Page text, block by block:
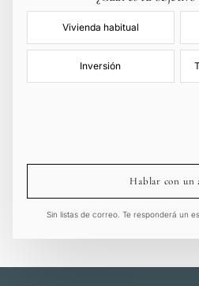
Vivienda habitual
Inversión
Hablar con un
Sin listas de correo. Te responderá un